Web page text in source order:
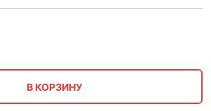
В КОРЗИНУ